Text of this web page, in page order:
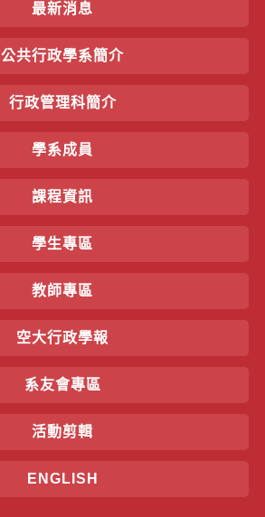
最新消息
公共行政學系簡介
行政管理科簡介
學系成員
課程資訊
學生專區
教師專區
空大行政學報
系友會專區
活動剪輯
ENGLISH